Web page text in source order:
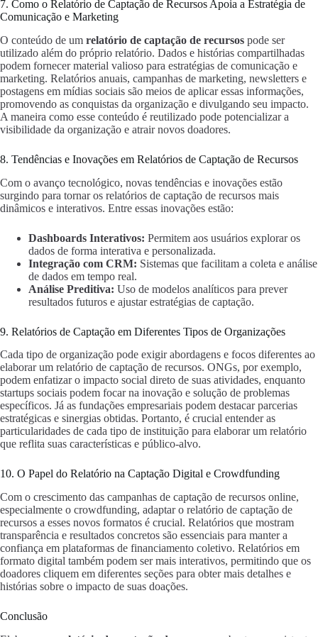
7. Como o Relatório de Captação de Recursos Apoia a Estratégia de
Comunicação e Marketing
O conteúdo de um relatório de captação de recursos pode ser
utilizado além do próprio relatório. Dados e histórias compartilhadas
podem fornecer material valioso para estratégias de comunicação e
marketing. Relatórios anuais, campanhas de marketing, newsletters e
postagens em mídias sociais são meios de aplicar essas informações,
promovendo as conquistas da organização e divulgando seu impacto.
A maneira como esse conteúdo é reutilizado pode potencializar a
visibilidade da organização e atrair novos doadores.
8. Tendências e Inovações em Relatórios de Captação de Recursos
Com o avanço tecnológico, novas tendências e inovações estão
surgindo para tornar os relatórios de captação de recursos mais
dinâmicos e interativos. Entre essas inovações estão:
Dashboards Interativos: Permitem aos usuários explorar os
dados de forma interativa e personalizada.
Integração com CRM: Sistemas que facilitam a coleta e análise
de dados em tempo real.
Análise Preditiva: Uso de modelos analíticos para prever
resultados futuros e ajustar estratégias de captação.
9. Relatórios de Captação em Diferentes Tipos de Organizações
Cada tipo de organização pode exigir abordagens e focos diferentes ao
elaborar um relatório de captação de recursos. ONGs, por exemplo,
podem enfatizar o impacto social direto de suas atividades, enquanto
startups sociais podem focar na inovação e solução de problemas
específicos. Já as fundações empresariais podem destacar parcerias
estratégicas e sinergias obtidas. Portanto, é crucial entender as
particularidades de cada tipo de instituição para elaborar um relatório
que reflita suas características e público-alvo.
10. O Papel do Relatório na Captação Digital e Crowdfunding
Com o crescimento das campanhas de captação de recursos online,
especialmente o crowdfunding, adaptar o relatório de captação de
recursos a esses novos formatos é crucial. Relatórios que mostram
transparência e resultados concretos são essenciais para manter a
confiança em plataformas de financiamento coletivo. Relatórios em
formato digital também podem ser mais interativos, permitindo que os
doadores cliquem em diferentes seções para obter mais detalhes e
histórias sobre o impacto de suas doações.
Conclusão